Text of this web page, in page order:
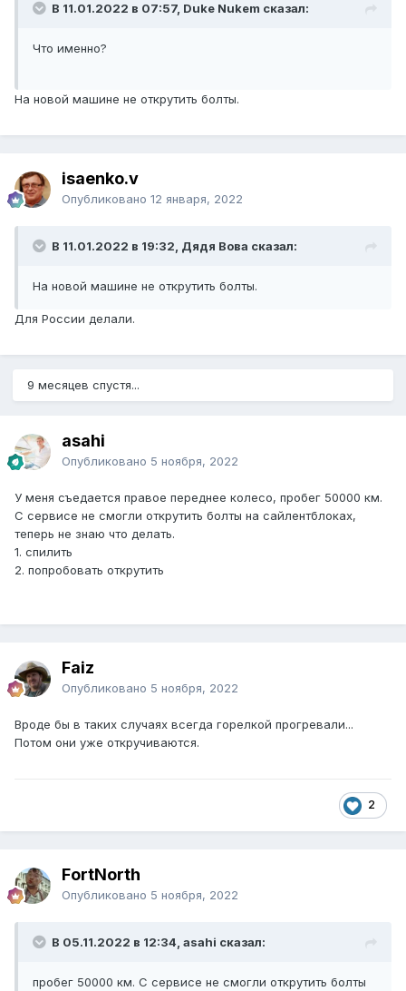
В 11.01.2022 в 07:57, Duke Nukem сказал:
Что именно?
На новой машине не открутить болты.
isaenko.v
Опубликовано 12 января, 2022
В 11.01.2022 в 19:32, Дядя Вова сказал:
На новой машине не открутить болты.
Для России делали.
9 месяцев спустя...
asahi
Опубликовано 5 ноября, 2022
У меня съедается правое переднее колесо, пробег 50000 км.
С сервисе не смогли открутить болты на сайлентблоках,
теперь не знаю что делать.
1. спилить
2. попробовать открутить
Faiz
Опубликовано 5 ноября, 2022
Вроде бы в таких случаях всегда горелкой прогревали...
Потом они уже откручиваются.
2
FоrtNorth
Опубликовано 5 ноября, 2022
В 05.11.2022 в 12:34, asahi сказал:
пробег 50000 км. С сервисе не смогли открутить болты